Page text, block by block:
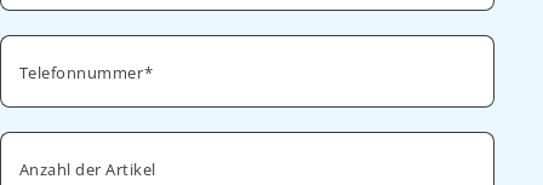
Telefonnummer
Anzahl der Artikel